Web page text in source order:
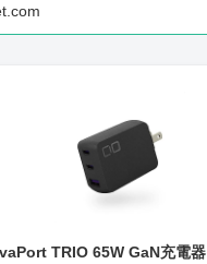
TRIO 65W GaN充電器